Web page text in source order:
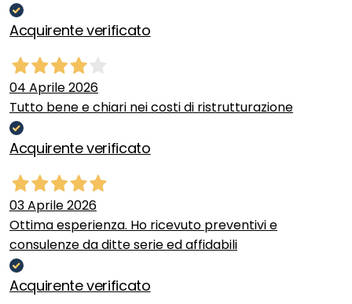
Acquirente verificato
04 Aprile 2026
Tutto bene e chiari nei costi di ristrutturazione
Acquirente verificato
03 Aprile 2026
Ottima esperienza. Ho ricevuto preventivi e
consulenze da ditte serie ed affidabili
Acquirente verificato